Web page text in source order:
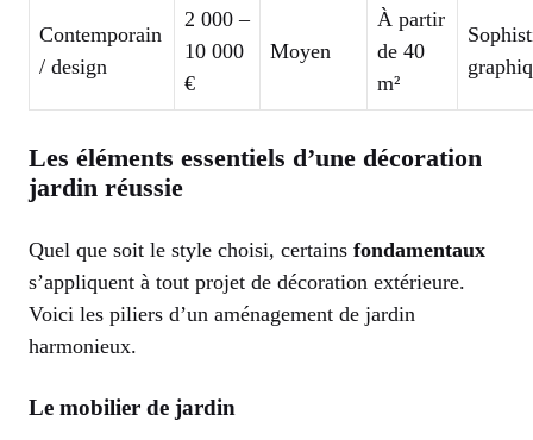
Contemporain
/ design
2 000 –
10 000
€
Moyen
À partir
de 40
m²
Les éléments essentiels d’une décoration
jardin réussie
Quel que soit le style choisi, certains fondamentaux
s’appliquent à tout projet de décoration extérieure.
Voici les piliers d’un aménagement de jardin
harmonieux.
Le mobilier de jardin